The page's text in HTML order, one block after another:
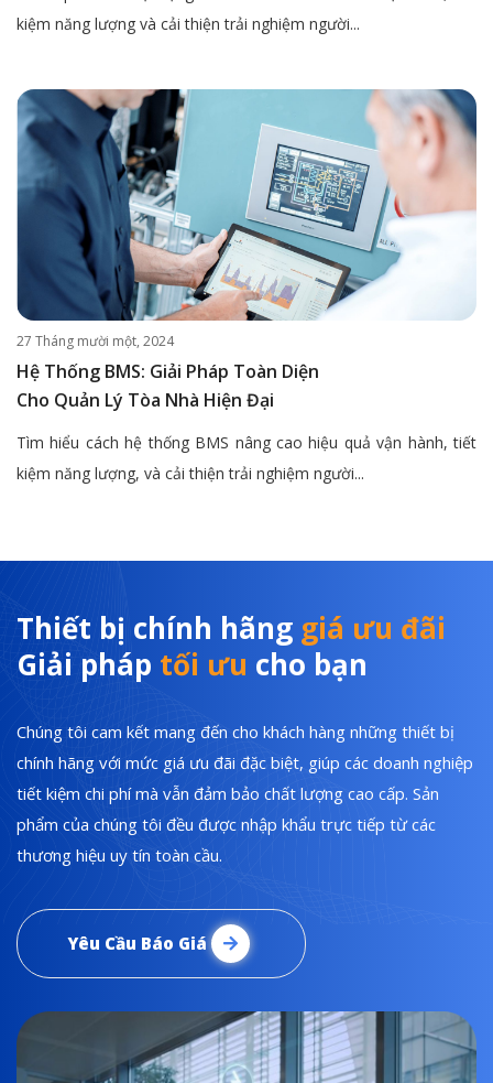
kiệm năng lượng và cải thiện trải nghiệm người...
27 Tháng mười một, 2024
Hệ Thống BMS: Giải Pháp Toàn Diện
Cho Quản Lý Tòa Nhà Hiện Đại
Tìm hiểu cách hệ thống BMS nâng cao hiệu quả vận hành, tiết
kiệm năng lượng, và cải thiện trải nghiệm người...
Thiết bị chính hãng giá ưu đãi
Giải pháp tối ưu cho bạn
Chúng tôi cam kết mang đến cho khách hàng những thiết bị
chính hãng với mức giá ưu đãi đặc biệt, giúp các doanh nghiệp
tiết kiệm chi phí mà vẫn đảm bảo chất lượng cao cấp. Sản
phẩm của chúng tôi đều được nhập khẩu trực tiếp từ các
thương hiệu uy tín toàn cầu.
Yêu Cầu Báo Giá